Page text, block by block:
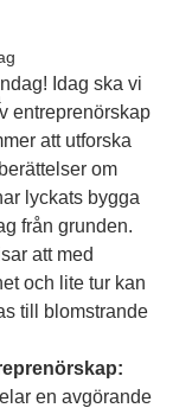
Idag ska vi
entreprenörskap
att utforska
om
lyckats bygga
från grunden.
att med
och lite tur kan
till blomstrande
en avgörande